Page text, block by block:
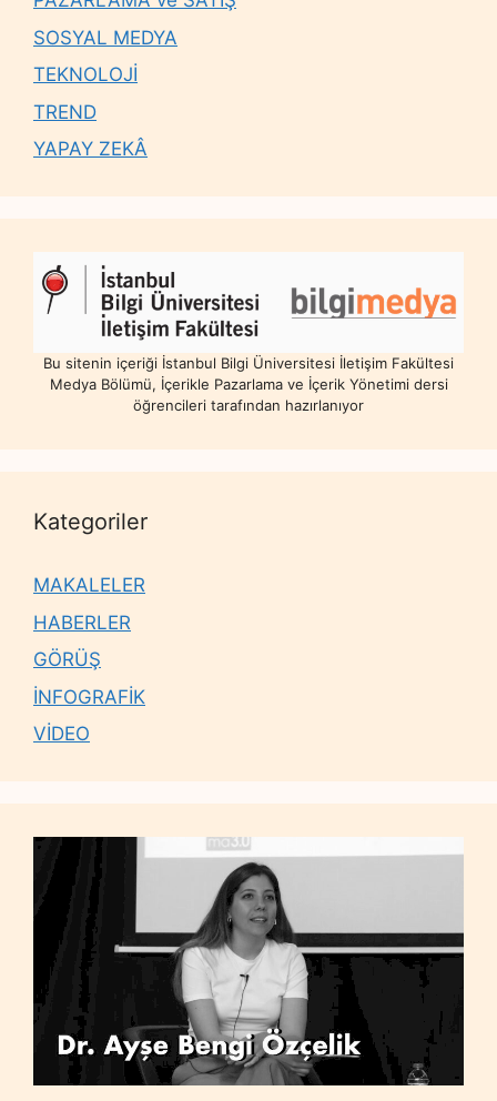
SOSYAL MEDYA
TEKNOLOJİ
TREND
YAPAY ZEKÂ
Bu sitenin içeriği İstanbul Bilgi Üniversitesi İletişim Fakültesi
Medya Bölümü, İçerikle Pazarlama ve İçerik Yönetimi dersi
öğrencileri tarafından hazırlanıyor
Kategoriler
MAKALELER
HABERLER
GÖRÜŞ
İNFOGRAFİK
VİDEO